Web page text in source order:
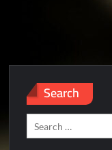
Search